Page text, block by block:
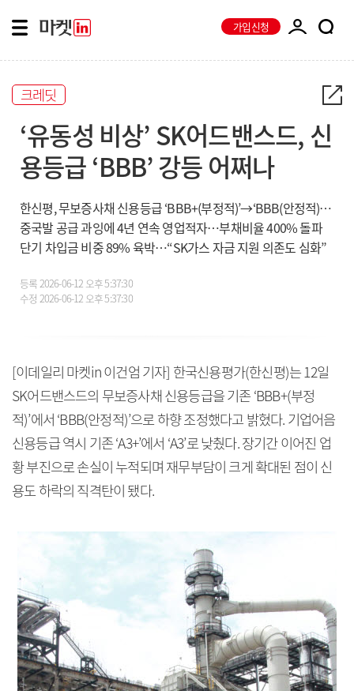
가입신청
크레딧
‘유동성 비상’ SK어드밴스드, 신
용등급 ‘BBB’ 강등 어쩌나
한신평, 무보증사채 신용등급 ‘BBB+(부정적)’→‘BBB(안정적)’ 하향
중국발 공급 과잉에 4년 연속 영업적자…부채비율 400% 돌파
단기 차입금 비중 89% 육박…“SK가스 자금 지원 의존도 심화”
등록2026-06-12 오후 5:37:30
수정 2026-06-12 오후 5:37:30
[이데일리 마켓in 이건엄 기자] 한국신용평가(한신평)는 12일
SK어드밴스드의 무보증사채 신용등급을 기존 ‘BBB+(부정
적)’에서 ‘BBB(안정적)’으로 하향 조정했다고 밝혔다. 기업어음
신용등급 역시 기존 ‘A3+’에서 ‘A3’로 낮췄다. 장기간 이어진 업
황 부진으로 손실이 누적되며 재무부담이 크게 확대된 점이 신
용도 하락의 직격탄이 됐다.